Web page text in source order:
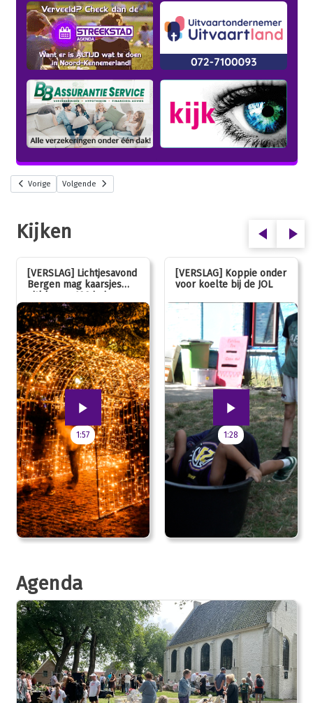
Vorige Volgende
Kijken
[VERSLAG] Lichtjesavond
Bergen mag kaarsjes
uitblazen: 100 jarig
jubileum!
1:57
[VERSLAG] Koppie onder
voor koelte bij de JOL
1:28
Agenda